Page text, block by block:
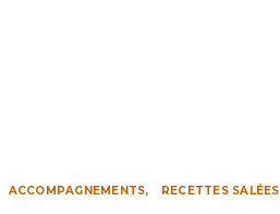
ACCOMPAGNEMENTS RECETTES SALÉES